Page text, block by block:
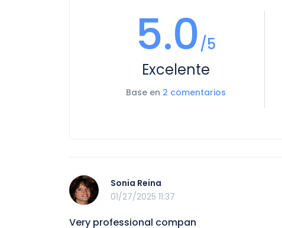
5.0/5
Excelente
Base en 2 comentarios
Sonia Reina
01/27/2025 11:37
Very professional compan